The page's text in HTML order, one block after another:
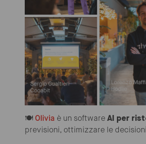
🍽️ Olivia è un software AI per
previsioni, ottimizzare le